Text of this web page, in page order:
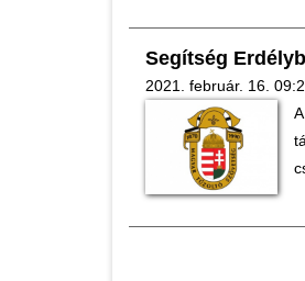
Segítség
2021. február. 16.